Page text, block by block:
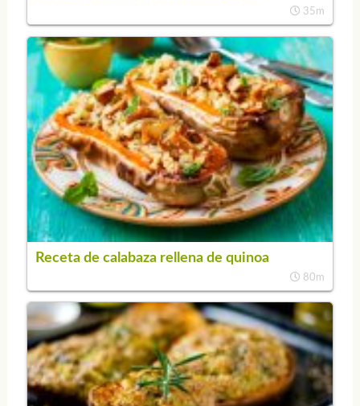
35m
Receta de calabaza rellena de quinoa
80m